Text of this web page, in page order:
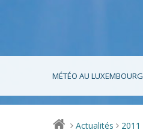
MÉTÉO AU LUXEMBOURG
> Actualités > 2011